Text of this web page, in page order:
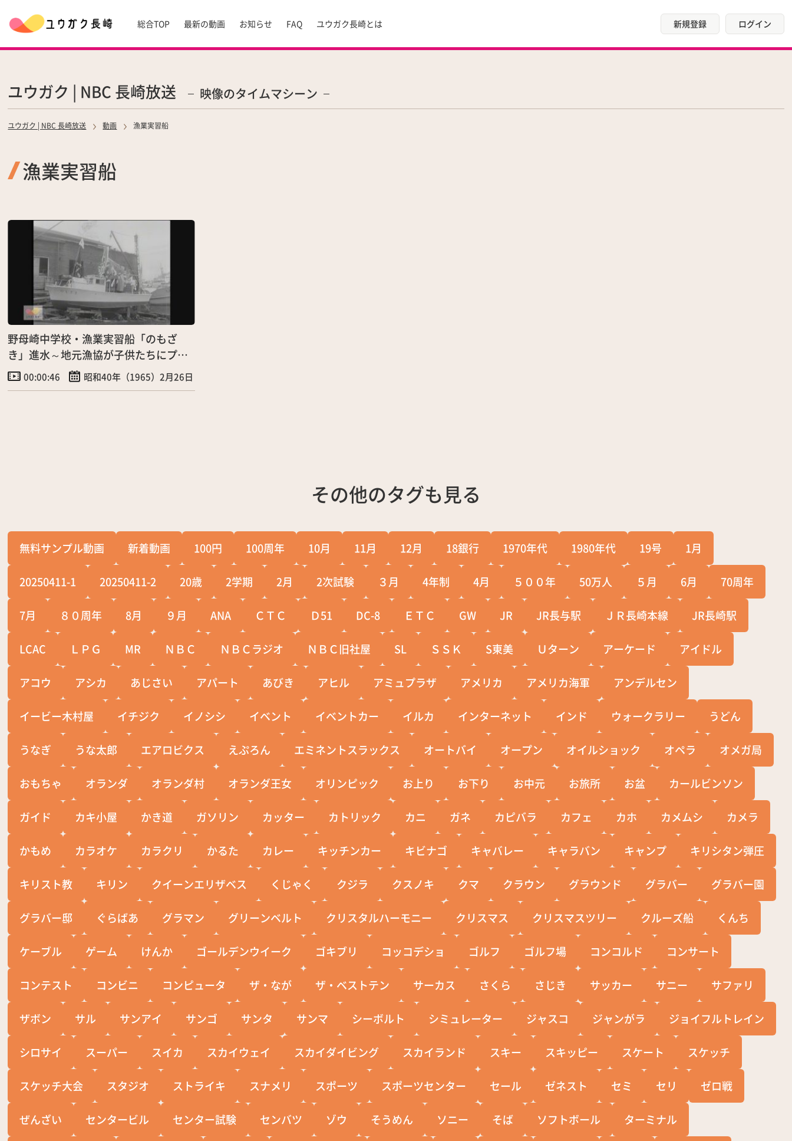
総合TOP 最新の動画 お知らせ FAQ ユウガク長崎とは 新規登録 ログイン
ユウガク | NBC 長崎放送 映像のタイムマシーン
ユウガク | NBC 長崎放送 動画 漁業実習船
漁業実習船
野母崎中学校・漁業実習船「のもざ
き」進水～地元漁協が子供たちにプレ
ゼント！
00:00:46 昭和40年（1965）2月26日
その他のタグも見る
無料サンプル動画 新着動画 100円 100周年 10月 11月 12月 18銀行 1970年代 1980年代 19号 1月
20250411-1 20250411-2 20歳 2学期 2月 2次試験 ３月 4年制 4月 ５００年 50万人 ５月 6月 70周年
7月 ８０周年 8月 ９月 ANA ＣＴＣ Ｄ51 DC-8 ＥＴＣ GW JR JR長与駅 ＪＲ長崎本線 JR長崎駅
LCAC ＬＰＧ MR ＮＢＣ ＮＢＣラジオ ＮＢＣ旧社屋 SL ＳＳＫ S東美 Ｕターン アーケード アイドル
アコウ アシカ あじさい アパート あびき アヒル アミュプラザ アメリカ アメリカ海軍 アンデルセン
イービー木村屋 イチジク イノシシ イベント イベントカー イルカ インターネット インド ウォークラリー うどん
うなぎ うな太郎 エアロビクス えぷろん エミネントスラックス オートバイ オープン オイルショック オペラ オメガ局
おもちゃ オランダ オランダ村 オランダ王女 オリンピック お上り お下り お中元 お旅所 お盆 カールビンソン
ガイド カキ小屋 かき道 ガソリン カッター カトリック カニ ガネ カピバラ カフェ カホ カメムシ カメラ
かもめ カラオケ カラクリ かるた カレー キッチンカー キビナゴ キャバレー キャラバン キャンプ キリシタン弾圧
キリスト教 キリン クイーンエリザベス くじゃく クジラ クスノキ クマ クラウン グラウンド グラバー グラバー園
グラバー邸 ぐらばあ グラマン グリーンベルト クリスタルハーモニー クリスマス クリスマスツリー クルーズ船 くんち
ケーブル ゲーム けんか ゴールデンウイーク ゴキブリ コッコデショ ゴルフ ゴルフ場 コンコルド コンサート
コンテスト コンビニ コンピュータ ザ・なが ザ・ベストテン サーカス さくら さじき サッカー サニー サファリ
ザボン サル サンアイ サンゴ サンタ サンマ シーボルト シミュレーター ジャスコ ジャンがラ ジョイフルトレイン
シロサイ スーパー スイカ スカイウェイ スカイダイビング スカイランド スキー スキッピー スケート スケッチ
スケッチ大会 スタジオ ストライキ スナメリ スポーツ スポーツセンター セール ゼネスト セミ セリ ゼロ戦
ぜんざい センタービル センター試験 センバツ ゾウ そうめん ソニー そば ソフトボール ターミナル